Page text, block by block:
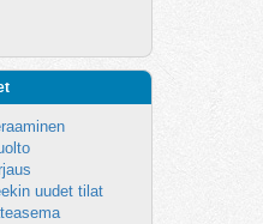
uudet tilat